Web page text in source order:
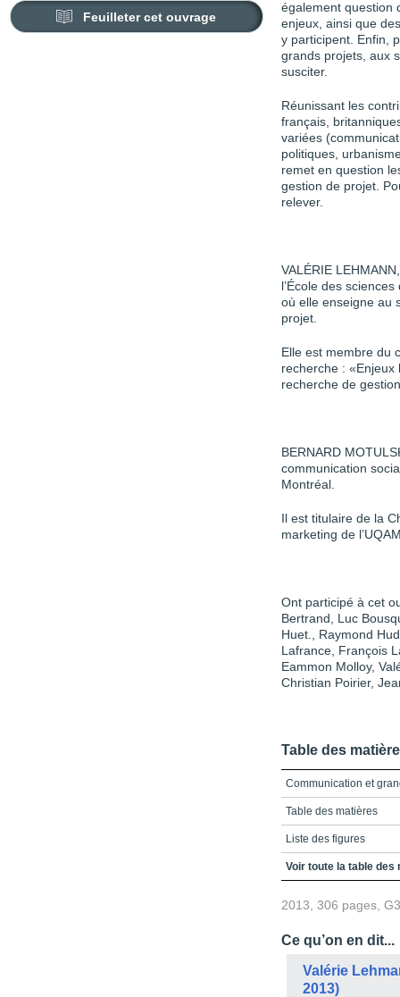
Feuilleter cet ouvrage
également question
enjeux, ainsi que
y participent. Enfin,
grands projets, aux
susciter.
Réunissant les
français,
variées
politiques,
remet en question
gestion de projet.
relever.
VALÉRIE
l’École des
où elle enseigne au
projet.
Elle est membre du
recherche :
recherche de
BERNARD
communication
Montréal.
Il est titulaire de la
marketing de
Ont participé à cet
Bertrand, Luc
Huet., Raymond
Lafrance, François
Eammon Molloy,
Christian Poirier,
Table des
Communication et
Table des matières
Liste des figures
Liste des tableaux
Chapitre 1. De
Chapitre 2. Projets à
Voir toute la table des
2013, 306 pages,
Ce qu’on en dit...
Valérie
2013)